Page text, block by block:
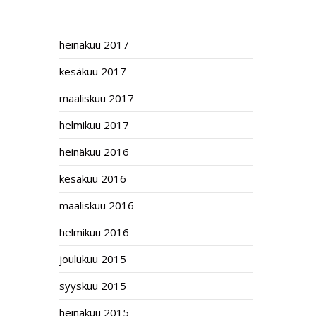
heinäkuu 2017
kesäkuu 2017
maaliskuu 2017
helmikuu 2017
heinäkuu 2016
kesäkuu 2016
maaliskuu 2016
helmikuu 2016
joulukuu 2015
syyskuu 2015
heinäkuu 2015